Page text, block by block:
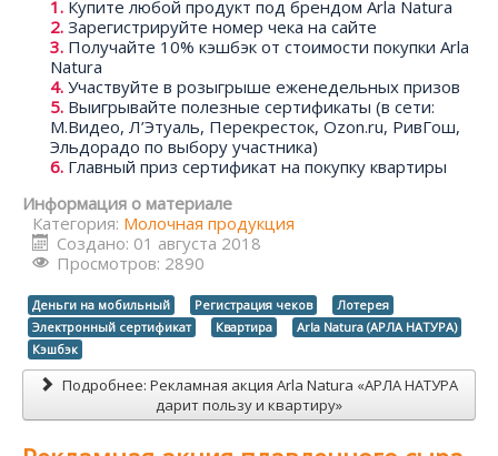
Купите любой продукт под брендом Arla Natura
Зарегистрируйте номер чека на сайте
Получайте 10% кэшбэк от стоимости покупки Arla
Natura
Участвуйте в розыгрыше еженедельных призов
Выигрывайте полезные сертификаты (в сети:
М.Видео, Л’Этуаль, Перекресток, Ozon.ru, РивГош,
Эльдорадо по выбору участника)
Главный приз сертификат на покупку квартиры
Информация о материале
Категория: Молочная продукция
Создано: 01 августа 2018
Просмотров: 2890
Деньги на мобильный Регистрация чеков
Лотерея
Электронный сертификат
Квартира
Arla Natura (АРЛА НАТУРА)
Кэшбэк
Подробнее: Рекламная акция Arla Natura «АРЛА НАТУРА
дарит пользу и квартиру»